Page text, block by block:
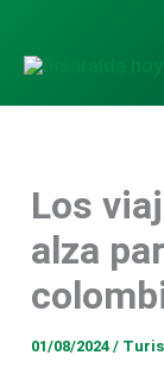
contenido
Los
alza
01/08/2024/